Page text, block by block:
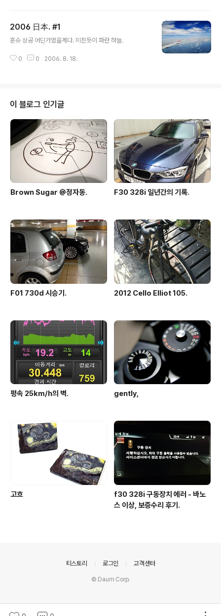
2006 日本. #1
혼슈 상공 어딘가였을게다. 미친듯이 파란 하늘.
0 0 2006. 8. 18.
이 블로그 인기글
Brown Sugar @정자동. F30 328i 일년간의 기록.
F01 730d 시승기. 2012 Cello Elliot 105.
평속 25km/h의 벽. gently,
고흐
f30 328i 구동장치 에러 - 바노
스 이상, 보증수리 후기.
티스토리 로그인 고객센터
© Daum Corp.